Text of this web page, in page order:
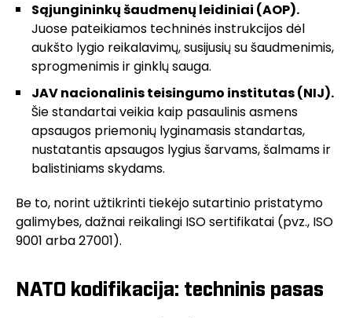
Sąjungininkų šaudmenų leidiniai (AOP).
Juose pateikiamos techninės instrukcijos dėl
aukšto lygio reikalavimų, susijusių su šaudmenimis,
sprogmenimis ir ginklų sauga.
JAV nacionalinis teisingumo institutas (NIJ).
Šie standartai veikia kaip pasaulinis asmens
apsaugos priemonių lyginamasis standartas,
nustatantis apsaugos lygius šarvams, šalmams ir
balistiniams skydams.
Be to, norint užtikrinti tiekėjo sutartinio pristatymo
galimybes, dažnai reikalingi ISO sertifikatai (pvz., ISO
9001 arba 27001).
NATO kodifikacija: techninis pasas